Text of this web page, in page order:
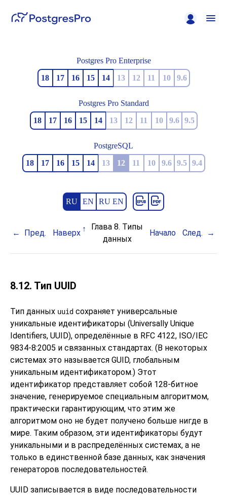
Postgres Pro Enterprise
18
17 16 15 14 13 12 11 10 9.6
Postgres Pro Standard
18
17 16 15 14 13 12 11 10 9.6 9.5
PostgreSQL
18
17 16 15 14 13 12 11 10 9.6 9.5 9.4
RU EN RU EN
Пред. Наверх
Глава 8. Типы
данных
Начало След.
8.12. Тип UUID
Тип данных uuid сохраняет универсальные
уникальные идентификаторы (Universally Unique
Identifiers, UUID), определённые в RFC 4122, ISO/IEC
9834-8:2005 и связанных стандартах. (В некоторых
системах это называется GUID, глобальным
уникальным идентификатором.) Этот
идентификатор представляет собой 128-битное
значение, генерируемое специальным алгоритмом,
практически гарантирующим, что этим же
алгоритмом оно не будет получено больше нигде в
мире. Таким образом, эти идентификаторы будут
уникальными и в распределённых системах, а не
только в единственной базе данных, как значения
генераторов последовательностей.
UUID записывается в виде последовательности